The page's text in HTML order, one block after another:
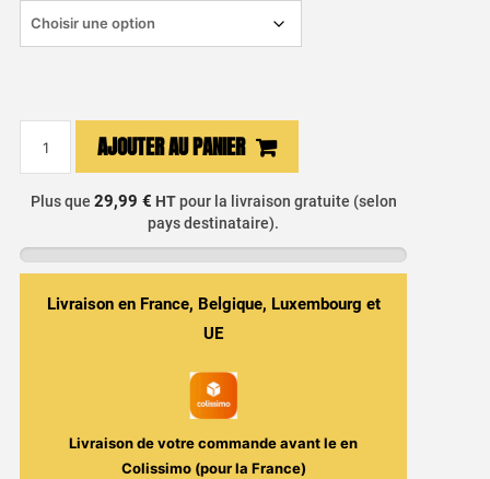
GTX
(x5)
Vaporesso
AJOUTER AU PANIER
Plus que 29,99 € HTpour la livraison gratuite (selon
pays destinataire).
Livraison en France, Belgique, Luxembourg et
UE
Livraison de votre commande avant leen
Colissimo (pour la France)